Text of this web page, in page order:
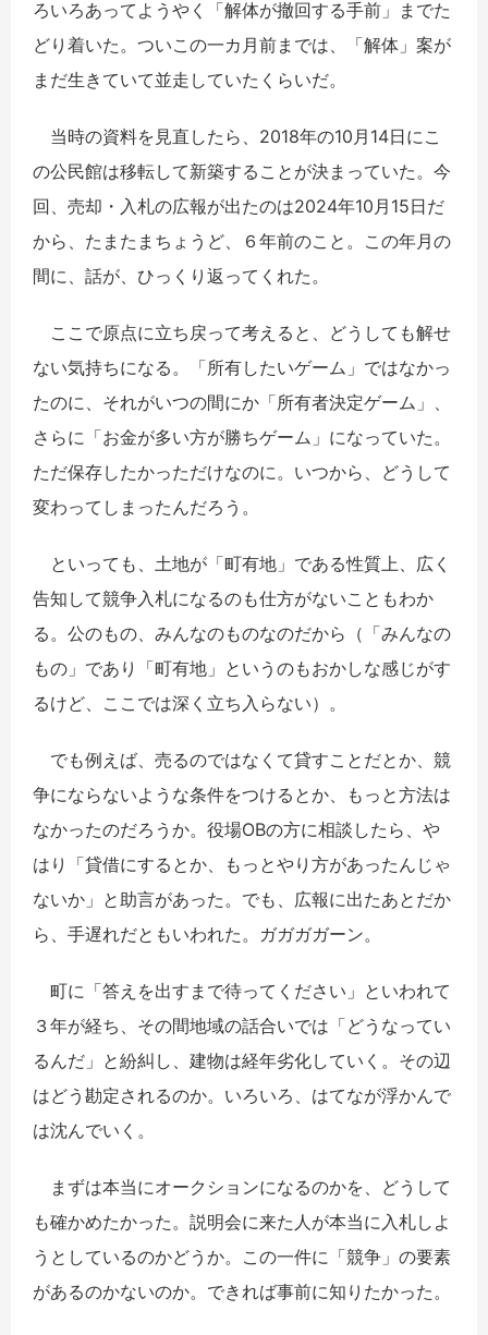
ろいろあってようやく「解体が撤回する手前」までた
どり着いた。ついこの一カ月前までは、「解体」案が
まだ生きていて並走していたくらいだ。
当時の資料を見直したら、2018年の10月14日にこ
の公民館は移転して新築することが決まっていた。今
回、売却・入札の広報が出たのは2024年10月15日だ
から、たまたまちょうど、６年前のこと。この年月の
間に、話が、ひっくり返ってくれた。
ここで原点に立ち戻って考えると、どうしても解せ
ない気持ちになる。「所有したいゲーム」ではなかっ
たのに、それがいつの間にか「所有者決定ゲーム」、
さらに「お金が多い方が勝ちゲーム」になっていた。
ただ保存したかっただけなのに。いつから、どうして
変わってしまったんだろう。
といっても、土地が「町有地」である性質上、広く
告知して競争入札になるのも仕方がないこともわか
る。公のもの、みんなのものなのだから（「みんなの
もの」であり「町有地」というのもおかしな感じがす
るけど、ここでは深く立ち入らない）。
でも例えば、売るのではなくて貸すことだとか、競
争にならないような条件をつけるとか、もっと方法は
なかったのだろうか。役場OBの方に相談したら、や
はり「貸借にするとか、もっとやり方があったんじゃ
ないか」と助言があった。でも、広報に出たあとだか
ら、手遅れだともいわれた。ガガガガーン。
町に「答えを出すまで待ってください」といわれて
３年が経ち、その間地域の話合いでは「どうなってい
るんだ」と紛糾し、建物は経年劣化していく。その辺
はどう勘定されるのか。いろいろ、はてなが浮かんで
は沈んでいく。
まずは本当にオークションになるのかを、どうして
も確かめたかった。説明会に来た人が本当に入札しよ
うとしているのかどうか。この一件に「競争」の要素
があるのかないのか。できれば事前に知りたかった。